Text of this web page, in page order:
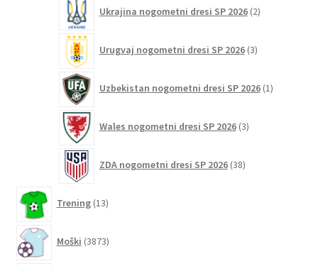
Ukrajina nogometni dresi SP 2026 2izdelka
Urugvaj nogometni dresi SP 2026 3izdelki
Uzbekistan nogometni dresi SP 2026 1izdelek
Wales nogometni dresi SP 2026 3izdelki
ZDA nogometni dresi SP 2026 38izdelkov
Trening 13izdelkov
Moški 3873izdelkov